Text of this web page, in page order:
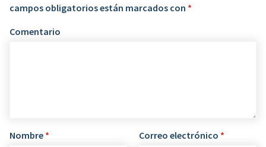
campos obligatorios están marcados con *
Comentario
Nombre * Correo electrónico *